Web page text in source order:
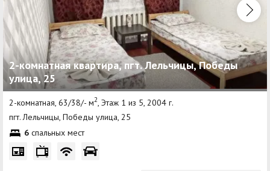
2-комнатная квартира, пгт. Лельчицы, Победы
улица, 25
2-комнатная, 63/38/- м2, Этаж 1 из 5, 2004 г.
пгт. Лельчицы, Победы улица, 25
6 спальных мест